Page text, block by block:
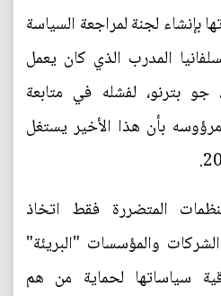
بإنشاء لجنة لمراجعة السياسة
المدرب الذي كان يعمل
بترنو، لفشله في متابعة
بأن هذا الأخير يستغل
المتضررة فقط اتخاذ
والمؤسسات "البريئة"
سياساتها لحماية من هم